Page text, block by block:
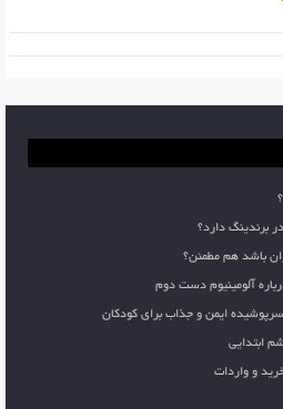
برندینگ دارد؟
باشد هم مطمئن؟
آلومینیوم دست دوم
سرپوشیده ایمن و جذاب برای کودکان
ابتدایی
و واردات